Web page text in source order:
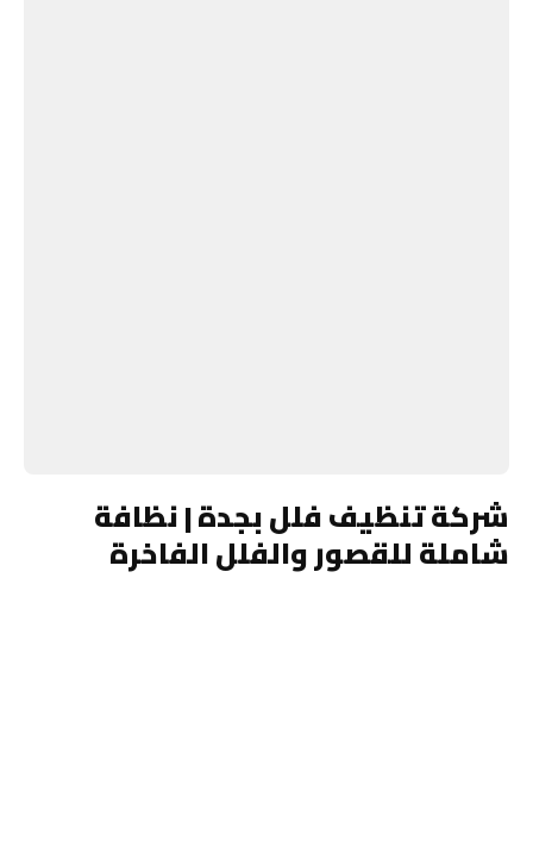
شركة تنظيف فلل بجدة | نظافة
شاملة للقصور والفلل الفاخرة